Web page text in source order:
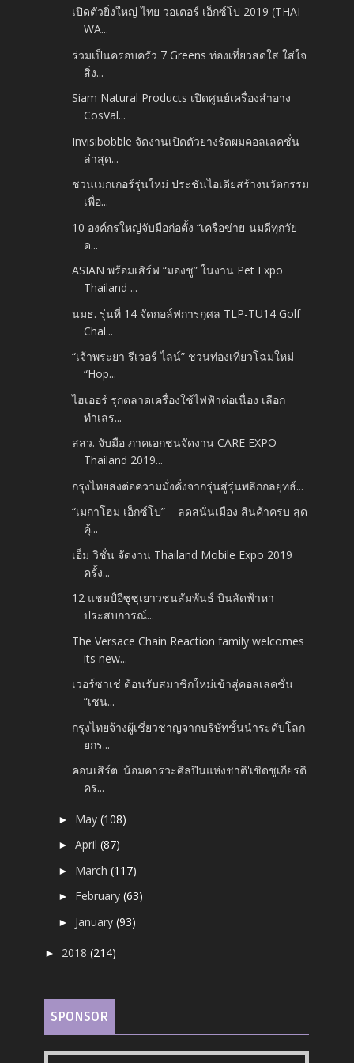
เปิดตัวยิ่งใหญ่ ไทย วอเตอร์ เอ็กซ์โป 2019 (THAI
WA...
ร่วมเป็นครอบครัว 7 Greens ท่องเที่ยวสดใส ใส่ใจ
สิ่ง...
Siam Natural Products เปิดศูนย์เครื่องสำอาง
CosVal...
Invisibobble จัดงานเปิดตัวยางรัดผมคอลเลคชั่น
ล่าสุด...
ชวนเมกเกอร์รุ่นใหม่ ประชันไอเดียสร้างนวัตกรรม
เพื่อ...
10 องค์กรใหญ่จับมือก่อตั้ง “เครือข่าย-นมดีทุกวัย
ด...
ASIAN พร้อมเสิร์ฟ “มองชู” ในงาน Pet Expo
Thailand ...
นมธ. รุ่นที่ 14 จัดกอล์ฟการกุศล TLP-TU14 Golf
Chal...
“เจ้าพระยา รีเวอร์ ไลน์” ชวนท่องเที่ยวโฉมใหม่
“Hop...
ไฮเออร์ รุกตลาดเครื่องใช้ไฟฟ้าต่อเนื่อง เลือก
ทำเลร...
สสว. จับมือ ภาคเอกชนจัดงาน CARE EXPO
Thailand 2019...
กรุงไทยส่งต่อความมั่งคั่งจากรุ่นสู่รุ่นพลิกกลยุทธ์...
“เมกาโฮม เอ็กซ์โป” – ลดสนั่นเมือง สินค้าครบ สุด
คุ้...
เอ็ม วิชั่น จัดงาน Thailand Mobile Expo 2019
ครั้ง...
12 แชมป์อีซูซุเยาวชนสัมพันธ์ บินลัดฟ้าหา
ประสบการณ์...
The Versace Chain Reaction family welcomes
its new...
เวอร์ซาเช่ ต้อนรับสมาชิกใหม่เข้าสู่คอลเลคชั่น
“เชน...
กรุงไทยจ้างผู้เชี่ยวชาญจากบริษัทชั้นนำระดับโลก
ยกร...
คอนเสิร์ต 'น้อมคารวะศิลปินแห่งชาติ'เชิดชูเกียรติ
คร...
► May(108)
►April(87)
► March(117)
► February(63)
► January(93)
► 2018(214)
SPONSOR